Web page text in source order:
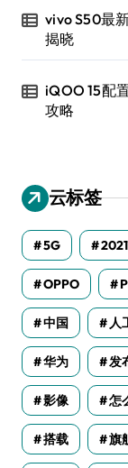
vivo S50最
揭晓
iQOO 15配
攻略
云标签
5G 2021
OPPO
中国 人
华为 发
影像 怎
搭载 旗